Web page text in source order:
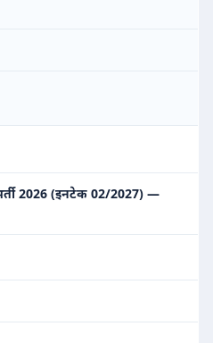
2026 (इनटेक 02/2027) —